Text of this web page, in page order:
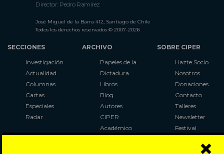
Director: Pedro Ramírez
José Miguel de la Barra 412, Santiago de Chile
Todos los derechos reservados © 2007-2026
SECCIONES
Investigación
Actualidad
Columnas
Cartas
Especiales
Radar
ARCHIVO
Papeles de la
Dictadura
Libros
Blog
Autores
CIPER
Académico
SOBRE CIPER
Hazte Socio
Nosotros
Donaciones
Contacto
Talleres
Newsletter
Festival